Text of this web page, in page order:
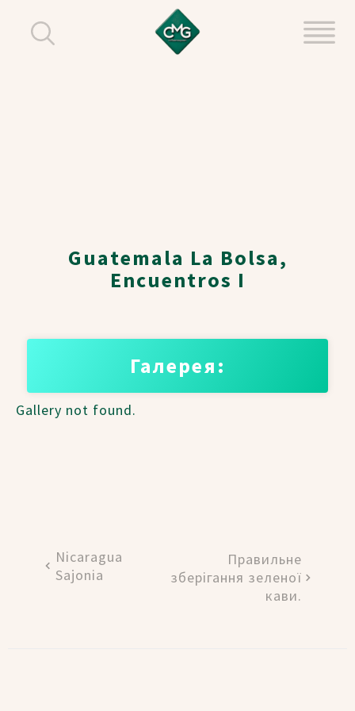
Guatemala La Bolsa,
Encuentros I
Галерея:
Gallery not found.
Nicaragua
Sajonia
Правильне
зберігання зеленої
кави.